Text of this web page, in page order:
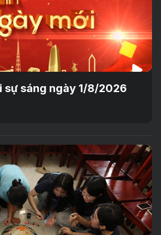
sự sáng ngày 1/8/2026